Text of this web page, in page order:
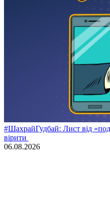
#ШахрайГудбай: Лист від
вірити
06.08.2026